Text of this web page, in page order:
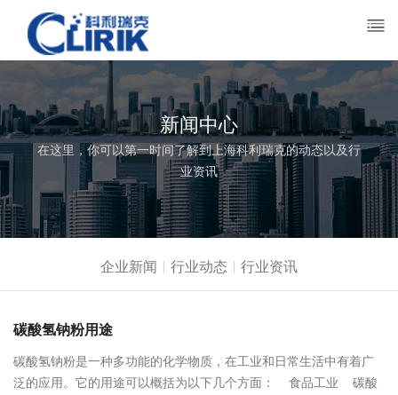
新闻中心
在这里，你可以第一时间了解到上海科利瑞克的动态以及行
业资讯
企业新闻 行业动态 行业资讯
碳酸氢钠粉用途
碳酸氢钠粉是一种多功能的化学物质，在工业和日常生活中有着广
泛的应用。它的用途可以概括为以下几个方面： ‌食品工业‌ 碳酸